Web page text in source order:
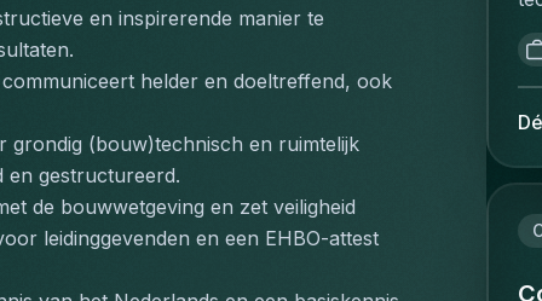
en inspirerende manier te
helder en doeltreffend, ook
grondig (bouw)technisch en ruimtelijk
en gestructureerd.
de bouwwetgeving en zet veiligheid
leidinggevenden en een EHBO-attest